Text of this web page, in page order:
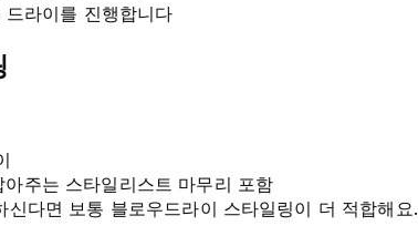
라이를 진행합니다
주는 스타일리스트 마무리 포함
신다면 보통 블로우드라이 스타일링이 더 적합해요.